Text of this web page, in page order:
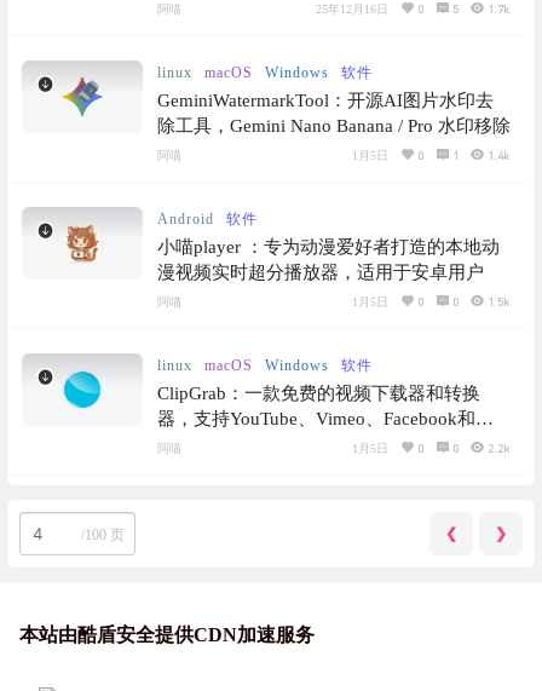
阿喵 25年12月16日 0 5 1.7k
linux macOS Windows 软件
GeminiWatermarkTool：开源AI图片水印去
除工具，Gemini Nano Banana / Pro 水印移除
阿喵 1月5日 0 1 1.4k
Android 软件
小喵player ：专为动漫爱好者打造的本地动
漫视频实时超分播放器，适用于安卓用户
阿喵 1月5日 0 0 1.5k
linux macOS Windows 软件
ClipGrab：一款免费的视频下载器和转换
器，支持YouTube、Vimeo、Facebook和许
多其他在线视频网站
阿喵 1月5日 0 0 2.2k
/100 页 ❮ ❯
本站由酷盾安全提供CDN加速服务